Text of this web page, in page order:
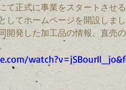
て正式に事業をスタートさせ
してホームページを開設しまし
開発した加工品の情報、直売